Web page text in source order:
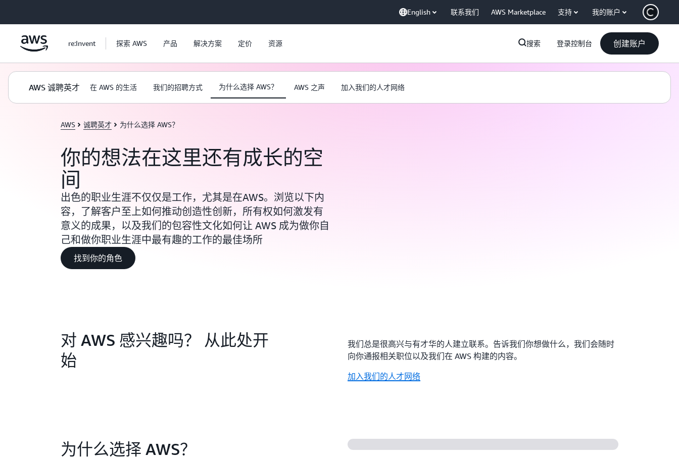
English 联系我们 AWS Marketplace 支持 我的账户
re:Invent 探索 AWS 产品 解决方案 定价 资源 搜索 登录控制台 创建账户
AWS 诚聘英才 在 AWS 的生活 我们的招聘方式 为什么选择 AWS？ AWS 之声 加入我们的人才网络
AWS 诚聘英才 为什么选择 AWS？
你的想法在这里还有成长的空
间
出色的职业生涯不仅仅是工作，尤其是在AWS。浏览以下内
容，了解客户至上如何推动创造性创新，所有权如何激发有
意义的成果，以及我们的包容性文化如何让 AWS 成为做你自
己和做你职业生涯中最有趣的工作的最佳场所
找到你的角色
对 AWS 感兴趣吗？ 从此处开
始
我们总是很高兴与有才华的人建立联系。告诉我们你想做什么，我们会随时
向你通报相关职位以及我们在 AWS 构建的内容。
加入我们的人才网络
为什么选择 AWS？